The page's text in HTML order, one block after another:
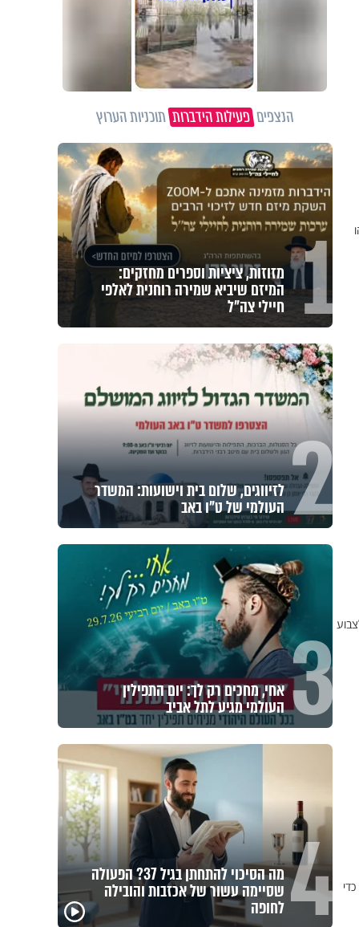
הנצפיםפעילות הידברותתוכניות הערוץ
1 מזוזות, ציציות וספרים מחזקים:
המיזם שיביא שמירה רוחנית לאלפי
חיילי צה"ל
2 לזיווגים, שלום בית וישועות: המשדר
העולמי של ט"ו באב
3 אחי, מחכים רק לך: יום התפילין
העולמי מגיע לתל אביב
4 מה הסיכוי להתחתן בגיל 37? הפעולה
שסיימה עשור של אכזבות והובילה
לחופה